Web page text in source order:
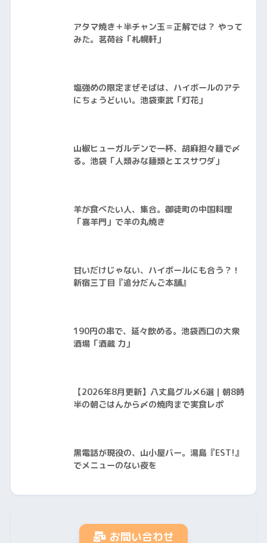
アタマ焼き＋半チャン玉＝正解では？ やって
みた。茗荷谷「札幌軒」
塩強めの限定まぜそばは、ハイボールのアテ
にちょうどいい。池袋東武「灯花」
山椒ヒューガルデンで一杯、胡麻担々麺で〆
る。池袋「人類みな麺類とエスサワダ」
羊が食べたい人、集合。御徒町の中国料理
「喜羊門」で羊の丸焼き
甘いだけじゃない、ハイボールにも合う？！
新宿三丁目『追分だんご本舗』
190円の串で、延々飲める。池袋西口の大衆
酒場「酒蔵 力」
【2026年8月更新】八丈島グルメ6選｜朝8時
半の朝ごはんから〆の焼肉まで実食レポ
黒電話が現役の、山小屋バー。湯島『EST!』
でメニューのない夜を
お問い合わせ